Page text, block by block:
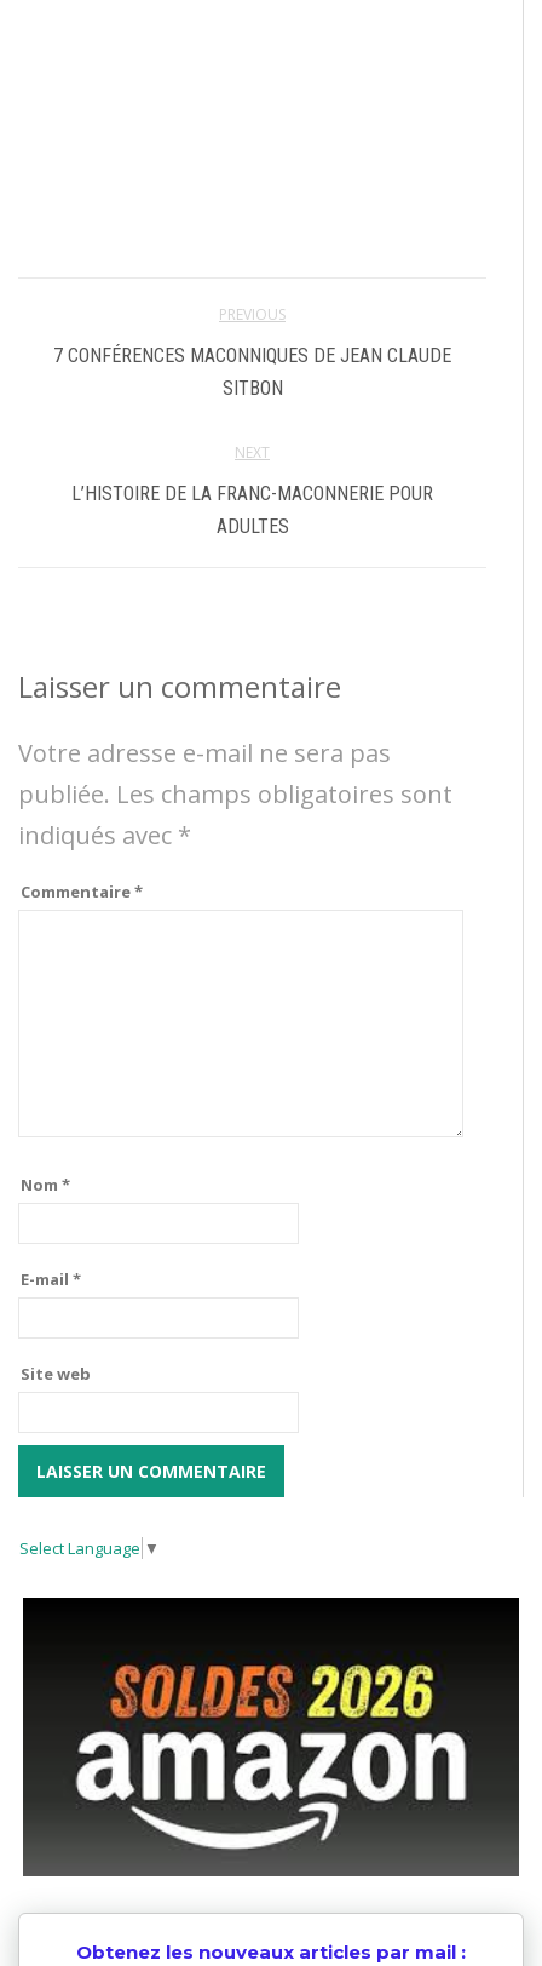
PREVIOUS
7 CONFÉRENCES MACONNIQUES DE JEAN CLAUDE
SITBON
NEXT
L’HISTOIRE DE LA FRANC-MACONNERIE POUR
ADULTES
Laisser un commentaire
Votre adresse e-mail ne sera pas
publiée. Les champs obligatoires sont
indiqués avec *
Commentaire*
Nom *
E-mail *
Site web
Select Language ▼
Obtenez les nouveaux articles par mail :